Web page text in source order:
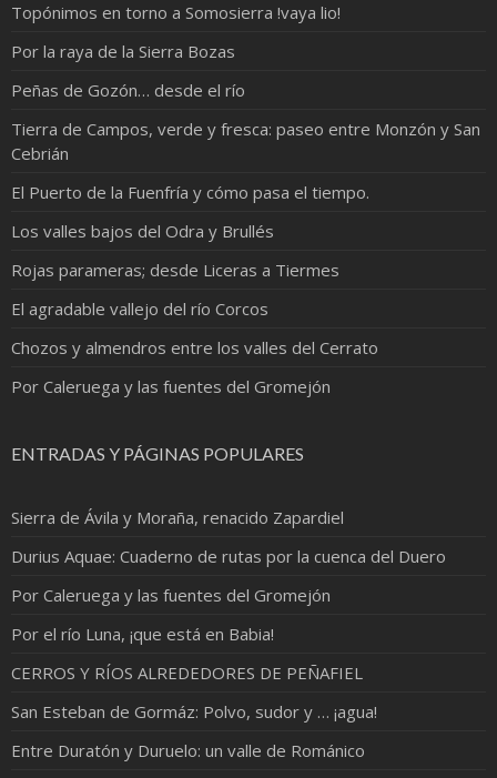
Topónimos en torno a Somosierra !vaya lio!
Por la raya de la Sierra Bozas
Peñas de Gozón… desde el río
Tierra de Campos, verde y fresca: paseo entre Monzón y San
Cebrián
El Puerto de la Fuenfría y cómo pasa el tiempo.
Los valles bajos del Odra y Brullés
Rojas parameras; desde Liceras a Tiermes
El agradable vallejo del río Corcos
Chozos y almendros entre los valles del Cerrato
Por Caleruega y las fuentes del Gromejón
ENTRADAS Y PÁGINAS POPULARES
Sierra de Ávila y Moraña, renacido Zapardiel
Durius Aquae: Cuaderno de rutas por la cuenca del Duero
Por Caleruega y las fuentes del Gromejón
Por el río Luna, ¡que está en Babia!
CERROS Y RÍOS ALREDEDORES DE PEÑAFIEL
San Esteban de Gormáz: Polvo, sudor y … ¡agua!
Entre Duratón y Duruelo: un valle de Románico